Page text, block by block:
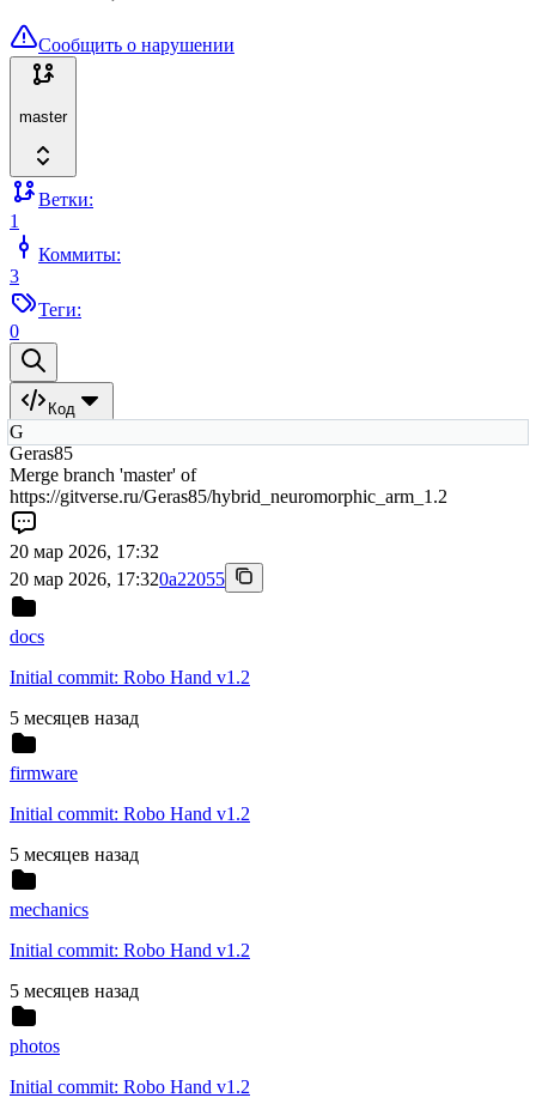
Сообщить о нарушении
master
Ветки:
1
Коммиты:
3
Теги:
0
Код
G
Geras85
Merge branch 'master' of
https://gitverse.ru/Geras85/hybrid_neuromorphic_arm_1.2
20 мар 2026, 17:32
20 мар 2026, 17:320a22055
docs
Initial commit: Robo Hand v1.2
5 месяцев назад
firmware
Initial commit: Robo Hand v1.2
5 месяцев назад
mechanics
Initial commit: Robo Hand v1.2
5 месяцев назад
photos
Initial commit: Robo Hand v1.2